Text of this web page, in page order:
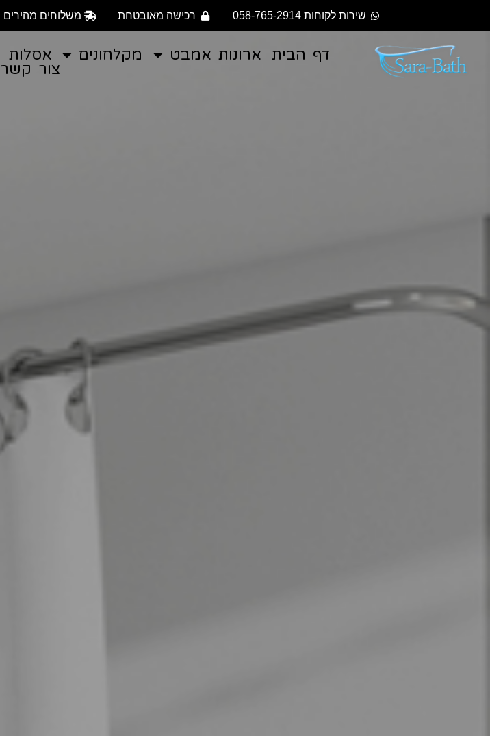
שירות לקוחות 058-765-2914 רכישה מאובטחת משלוחים מהירים
דף הבית ארונות אמבט מקלחונים אסלות
צור קשר